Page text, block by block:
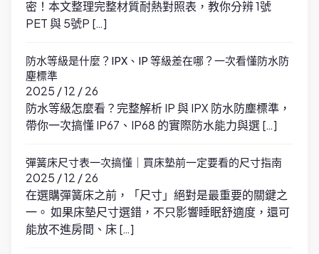
密！本文整理完整材質耐熱對照表，教你分辨 1號
PET 與 5號P […]
防水等級是什麼？IPX、IP 等級差在哪？一次看懂防水防
塵標準
2025 / 12 / 26
防水等級怎麼看？完整解析 IP 與 IPX 防水防塵標準，
帶你一次搞懂 IP67、IP68 的實際防水能力與選 […]
彈簧床尺寸表一次搞懂｜買床墊前一定要看的尺寸指南
2025 / 12 / 26
在選購彈簧床之前，「尺寸」絕對是最重要的關鍵之
一。 如果床墊尺寸選錯，不只影響睡眠舒適度，還可
能放不進房間、床 […]